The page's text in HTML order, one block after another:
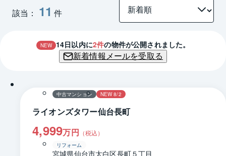
該当： 11 件
NEW 14日以内に2件の物件が公開されました。
新着情報メールを受取る
中古マンション NEW 8/2
ライオンズタワー仙台長町
4,999万円 （税込）
リフォーム
宮城県仙台市太白区長町５丁目